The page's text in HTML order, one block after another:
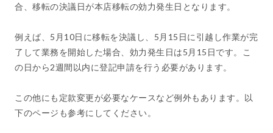
合、移転の決議日が本店移転の効力発生日となります。
例えば、5月10日に移転を決議し、5月15日に引越し作業が完
了して業務を開始した場合、効力発生日は5月15日です。こ
の日から2週間以内に登記申請を行う必要があります。
この他にも定款変更が必要なケースなど例外もあります。以
下のページも参考にしてください。